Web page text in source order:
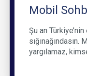
Mobil
Şu an
yargılamaz,